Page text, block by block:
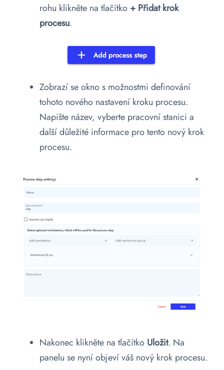
rohu klikněte na tlačítko + Přidat krok
procesu.
Zobrazí se okno s možnostmi definování
tohoto nového nastavení kroku procesu.
Napište název, vyberte pracovní stanici a
další důležité informace pro tento nový krok
procesu.
Nakonec klikněte na tlačítko Uložit. Na
panelu se nyní objeví váš nový krok procesu.